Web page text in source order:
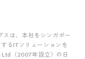
スは、本社をシンガポー
るITソリューションを
（2007年設立）の日